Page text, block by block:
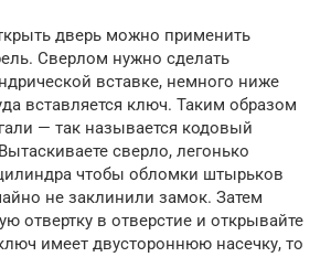
дверь можно применить
Сверлом нужно сделать
вставке, немного ниже
вставляется ключ. Таким образом
— так называется кодовый
сверло, легонько
чтобы обломки штырьков
не заклинили замок. Затем
отвертку в отверстие и открывайте
имеет двустороннюю насечку, то